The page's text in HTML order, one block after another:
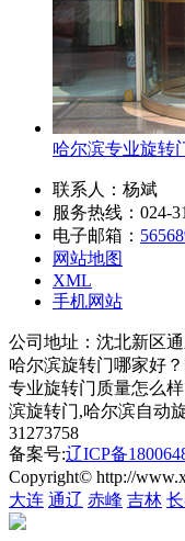
哈尔滨专业旋转
联系人：杨斌
服务热线：024-
电子邮箱：
网站地图
XML
手机网站
公司地址：沈北新区
哈尔滨旋转门哪家好
专业旋转门质量怎么
滨旋转门,哈尔滨自动
31273758
备案号:辽ICP备
Copyright© http://
大连 通辽 赤峰 吉林